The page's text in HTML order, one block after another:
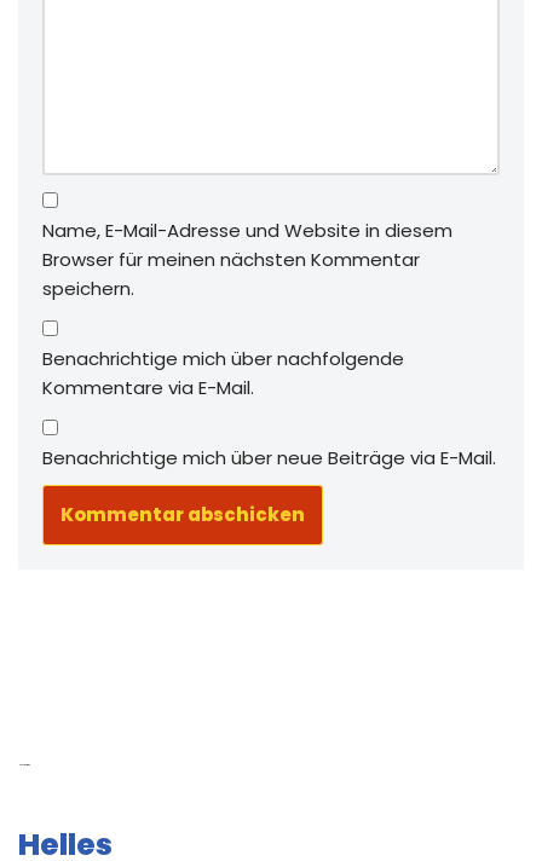
Name, E-Mail-Adresse und Website in diesem
Browser für meinen nächsten Kommentar
speichern.
Benachrichtige mich über nachfolgende
Kommentare via E-Mail.
Benachrichtige mich über neue Beiträge via E-Mail.
Helles